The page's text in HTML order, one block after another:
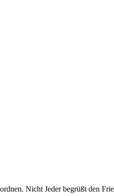
Nicht Jeder begrüßt den